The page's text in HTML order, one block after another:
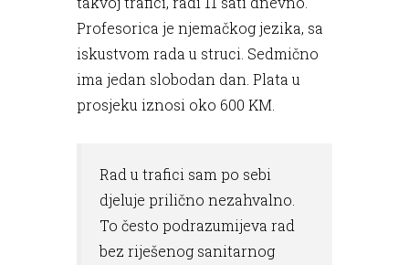
Profesorica je njemačkog jezika, sa
iskustvom rada u struci. Sedmično
ima jedan slobodan dan. Plata u
prosjeku iznosi oko 600 KM.
Rad u trafici sam po sebi
djeluje prilično nezahvalno.
To često podrazumijeva rad
bez riješenog sanitarnog